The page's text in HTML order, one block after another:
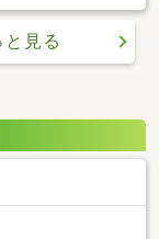
と見る